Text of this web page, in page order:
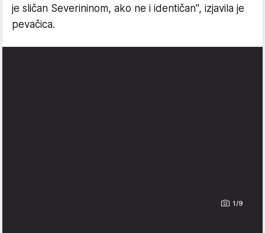
je sličan Severininom, ako ne i identičan", izjavila je
pevačica.
1/9